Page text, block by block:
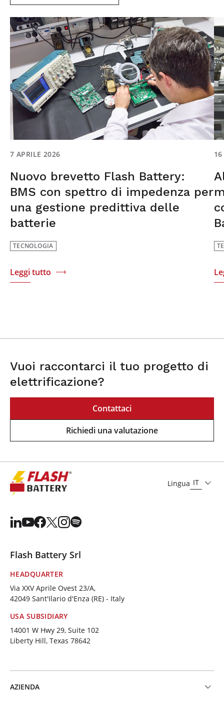
7 APRILE 2026
Nuovo brevetto Flash Battery:
BMS con spettro di impedenza per
una gestione predittiva delle
batterie
TECNOLOGIA
Leggi tutto
Vuoi raccontarci il tuo progetto di
elettrificazione?
Contattaci
Richiedi una valutazione
Lingua IT
Flash Battery Srl
HEADQUARTER
Via XXV Aprile Ovest 23/A,
42049 Sant'Ilario d'Enza (RE) - Italy
USA SUBSIDIARY
14001 W Hwy 29, Suite 102
Liberty Hill, Texas 78642
AZIENDA